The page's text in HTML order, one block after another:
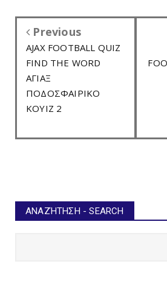
Previous
AJAX FOOTBALL QUIZ
FIND THE WORD
ΑΓΙΑΞ
ΠΟΔΟΣΦΑΙΡΙΚΟ
ΚΟΥΙΖ 2
ΑΝΑΖΉΤΗΣΗ - SEARCH